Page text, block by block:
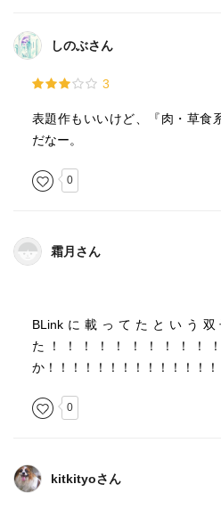
しのぶさん
3
表題作もいいけど、『肉・草食
だなー。
0
霜月さん
BLinkに載ってたという
た！！！！！！！！！！
か！！！！！！！！！！！！！！
0
kitkityoさん